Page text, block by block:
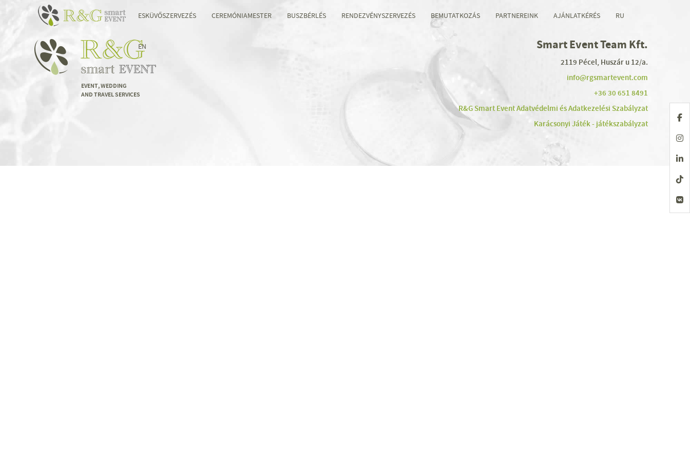
ESKÜVŐSZERVEZÉS CEREMÓNIAMESTER BUSZBÉRLÉS RENDEZVÉNYSZERVEZÉS BEMUTATKOZÁS PARTNEREINK AJÁNLATKÉRÉS RU
EN Smart Event Team Kft.
2119 Pécel, Huszár u 12/a.
info@rgsmartevent.com
+36 30 651 8491
R&G Smart Event Adatvédelmi és Adatkezelési Szabályzat
Karácsonyi Játék - játékszabályzat